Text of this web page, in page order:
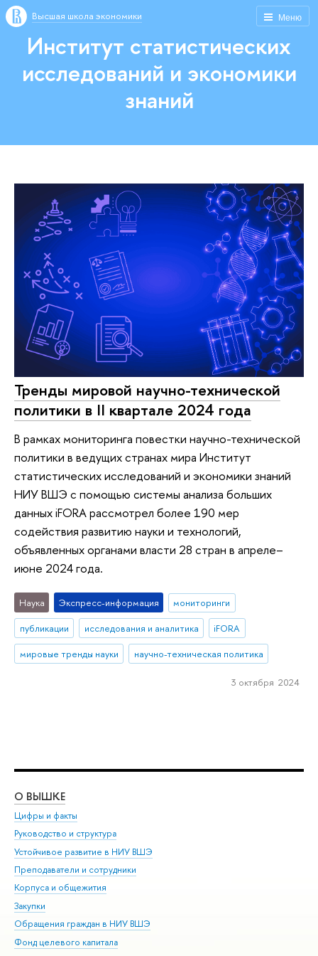
Меню
Высшая школа экономики
Институт статистических
исследований и экономики
знаний
Тренды мировой научно-технической
политики в II квартале 2024 года
В рамках мониторинга повестки научно-технической
политики в ведущих странах мира Институт
статистических исследований и экономики знаний
НИУ ВШЭ с помощью системы анализа больших
данных iFORA рассмотрел более 190 мер
содействия развитию науки и технологий,
объявленных органами власти 28 стран в апреле–
июне 2024 года.
Наука Экспресс-информация
мониторинги
публикации
исследования и аналитика
iFORA
мировые тренды науки
научно-техническая политика
3 октября 2024
О ВЫШКЕ
Цифры и факты
Руководство и структура
Устойчивое развитие в НИУ ВШЭ
Преподаватели и сотрудники
Корпуса и общежития
Закупки
Обращения граждан в НИУ ВШЭ
Фонд целевого капитала